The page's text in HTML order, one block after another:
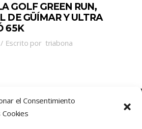
el Consentimiento
Cookies
GOLF GREEN RUN,
DE GÜÍMAR Y ULTRA
65K
Escrito por triabona